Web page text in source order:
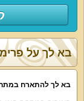
בא לך להתארח